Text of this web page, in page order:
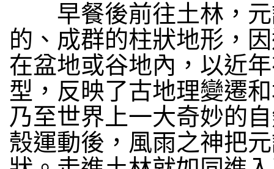
早餐後前往土林，元
的、成群的柱狀地形，
在盆地或谷地內，以近
型，反映了古地理變遷
乃至世界上一大奇妙的
殼運動後，風雨之神把